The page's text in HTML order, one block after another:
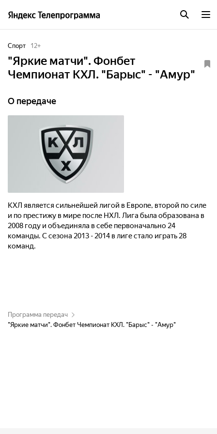
Спорт 12+
"Яркие матчи". Фонбет
Чемпионат КХЛ. "Барыс" - "Амур"
О передаче
КХЛ является сильнейшей лигой в Европе, второй по силе
и по престижу в мире после НХЛ. Лига была образована в
2008 году и объединяла в себе первоначально 24
команды. С сезона 2013 - 2014 в лиге стало играть 28
команд.
Программа передач
"Яркие матчи". Фонбет Чемпионат КХЛ. "Барыс" - "Амур"